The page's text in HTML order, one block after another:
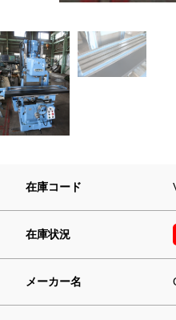
在庫コード
在庫状況
メーカー名